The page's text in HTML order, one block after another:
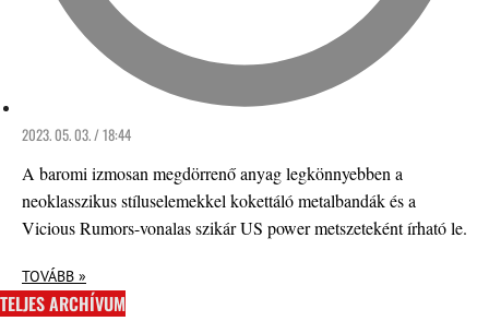
2023. 05. 03. / 18:44
A baromi izmosan megdörrenő anyag legkönnyebben a
neoklasszikus stíluselemekkel kokettáló metalbandák és a
Vicious Rumors-vonalas szikár US power metszeteként írható le.
TOVÁBB »
TELJES ARCHÍVUM